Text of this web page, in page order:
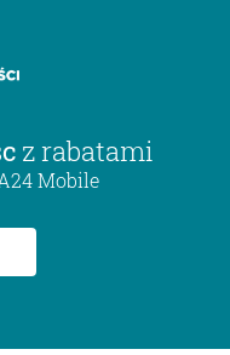
z rabatami
Mobile